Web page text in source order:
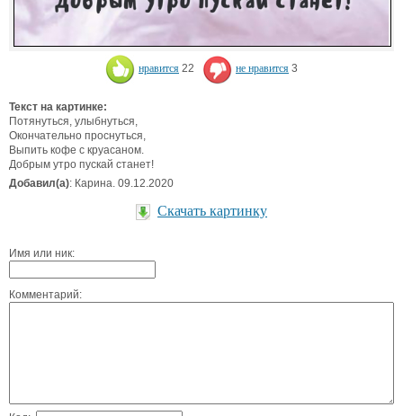
нравится 22 не нравится 3
Текст на картинке:
Потянуться, улыбнуться,
Окончательно проснуться,
Выпить кофе с круасаном.
Добрым утро пускай станет!
Добавил(а): Карина. 09.12.2020
Скачать картинку
Имя или ник:
Комментарий: